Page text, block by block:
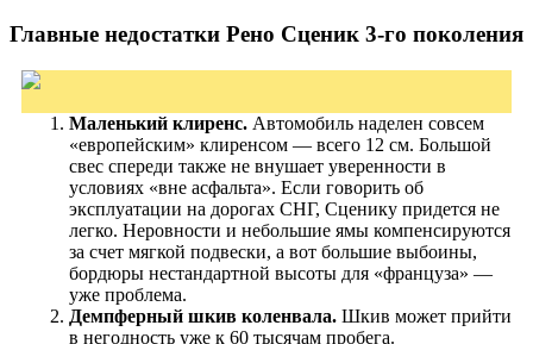
Главные недостатки Рено Сценик 3-го поколения
Маленький клиренс. Автомобиль наделен совсем
«европейским» клиренсом — всего 12 см. Большой
свес спереди также не внушает уверенности в
условиях «вне асфальта». Если говорить об
эксплуатации на дорогах СНГ, Сценику придется не
легко. Неровности и небольшие ямы компенсируются
за счет мягкой подвески, а вот большие выбоины,
бордюры нестандартной высоты для «француза» —
уже проблема.
Демпферный шкив коленвала. Шкив может прийти
в негодность уже к 60 тысячам пробега.